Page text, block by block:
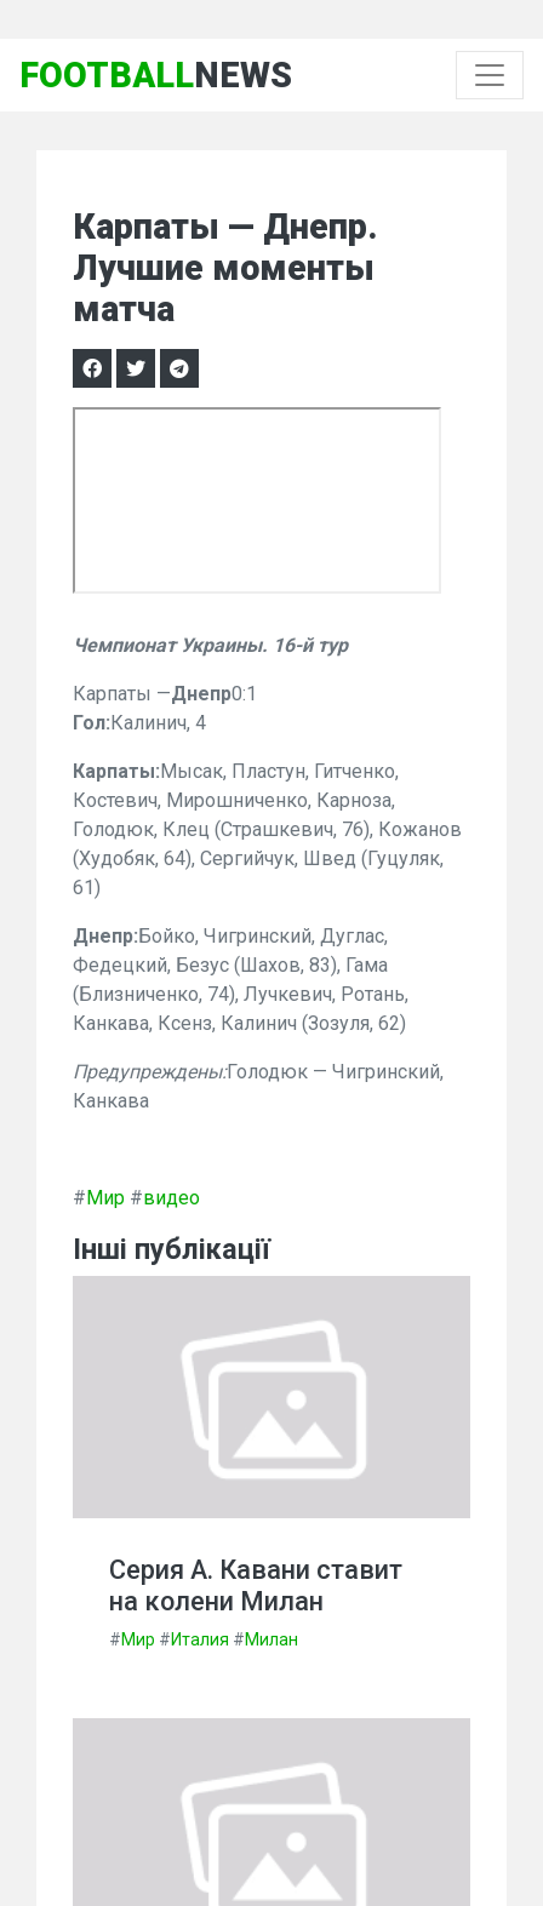
FOOTBALLNEWS
Карпаты — Днепр.
Лучшие моменты
матча
Чемпионат Украины. 16-й тур
Карпаты —Днепр0:1
Гол:Калинич, 4
Карпаты:Мысак, Пластун, Гитченко,
Костевич, Мирошниченко, Карноза,
Голодюк, Клец (Страшкевич, 76), Кожанов
(Худобяк, 64), Сергийчук, Швед (Гуцуляк,
61)
Днепр:Бойко, Чигринский, Дуглас,
Федецкий, Безус (Шахов, 83), Гама
(Близниченко, 74), Лучкевич, Ротань,
Канкава, Ксенз, Калинич (Зозуля, 62)
Предупреждены:Голодюк — Чигринский,
Канкава
#Мир #видео
Інші публікації
Серия А. Кавани ставит
на колени Милан
#Мир #Италия #Милан